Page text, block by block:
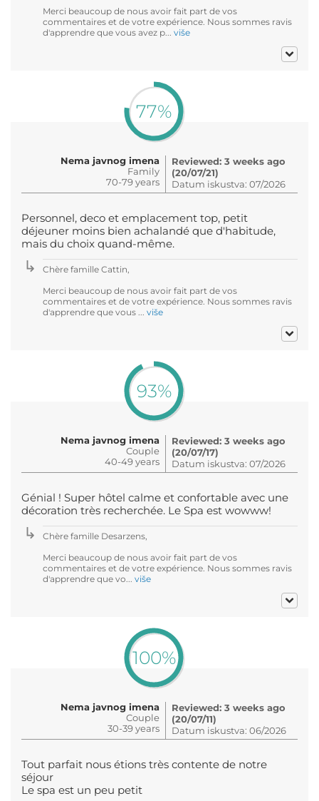
Merci beaucoup de nous avoir fait part de vos
commentaires et de votre expérience. Nous sommes ravis
d'apprendre que vous avez p... više
77%
Nema javnog imena
Family
70-79 years
Reviewed: 3 weeks ago
(20/07/21)
Datum iskustva: 07/2026
Personnel, deco et emplacement top, petit
déjeuner moins bien achalandé que d'habitude,
mais du choix quand-même.
Chère famille Cattin,
Merci beaucoup de nous avoir fait part de vos
commentaires et de votre expérience. Nous sommes ravis
d'apprendre que vous ... više
93%
Nema javnog imena
Couple
40-49 years
Reviewed: 3 weeks ago
(20/07/17)
Datum iskustva: 07/2026
Génial ! Super hôtel calme et confortable avec une
décoration très recherchée. Le Spa est wowww!
Chère famille Desarzens,
Merci beaucoup de nous avoir fait part de vos
commentaires et de votre expérience. Nous sommes ravis
d'apprendre que vo... više
100%
Nema javnog imena
Couple
30-39 years
Reviewed: 3 weeks ago
(20/07/11)
Datum iskustva: 06/2026
Tout parfait nous étions très contente de notre
séjour
Le spa est un peu petit